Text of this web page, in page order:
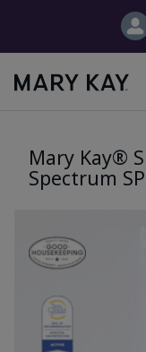
Mary Kay®
Spectrum